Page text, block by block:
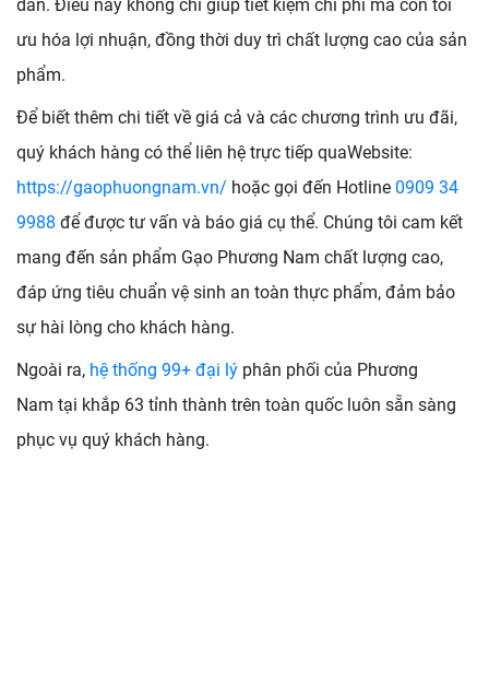
dẫn. Điều này không chỉ giúp tiết kiệm chi phí mà còn tối
ưu hóa lợi nhuận, đồng thời duy trì chất lượng cao của sản
phẩm.
Để biết thêm chi tiết về giá cả và các chương trình ưu đãi,
quý khách hàng có thể liên hệ trực tiếp quaWebsite:
https://gaophuongnam.vn/ hoặc gọi đến Hotline 0909 34
9988 để được tư vấn và báo giá cụ thể. Chúng tôi cam kết
mang đến sản phẩm Gạo Phương Nam chất lượng cao,
đáp ứng tiêu chuẩn vệ sinh an toàn thực phẩm, đảm bảo
sự hài lòng cho khách hàng.
Ngoài ra, hệ thống 99+ đại lý phân phối của Phương
Nam tại khắp 63 tỉnh thành trên toàn quốc luôn sẵn sàng
phục vụ quý khách hàng.